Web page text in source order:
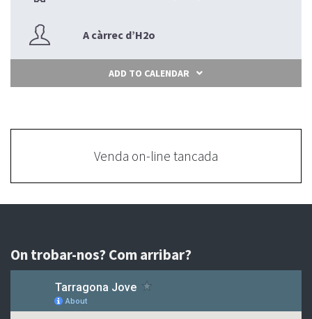
A càrrec d’H2o
ADD TO CALENDAR
Venda on-line tancada
On trobar-nos? Com arribar?